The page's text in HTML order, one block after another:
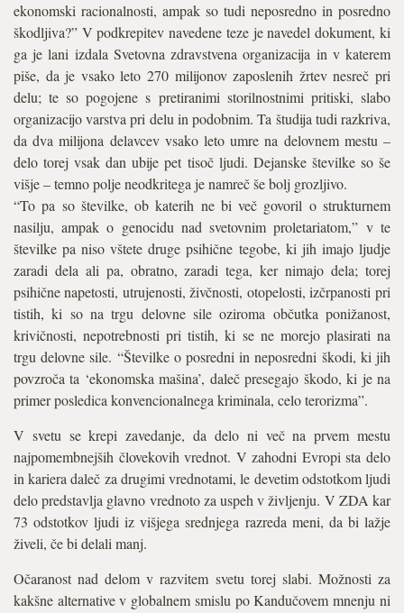
ekonomski racionalnosti, ampak so tudi neposredno in posredno
škodljiva?” V podkrepitev navedene teze je navedel dokument, ki
ga je lani izdala Svetovna zdravstvena organizacija in v katerem
piše, da je vsako leto 270 milijonov zaposlenih žrtev nesreč pri
delu; te so pogojene s pretiranimi storilnostnimi pritiski, slabo
organizacijo varstva pri delu in podobnim. Ta študija tudi razkriva,
da dva milijona delavcev vsako leto umre na delovnem mestu –
delo torej vsak dan ubije pet tisoč ljudi. Dejanske številke so še
višje – temno polje neodkritega je namreč še bolj grozljivo.
“To pa so številke, ob katerih ne bi več govoril o strukturnem
nasilju, ampak o genocidu nad svetovnim proletariatom,” v te
številke pa niso vštete druge psihične tegobe, ki jih imajo ljudje
zaradi dela ali pa, obratno, zaradi tega, ker nimajo dela; torej
psihične napetosti, utrujenosti, živčnosti, otopelosti, izčrpanosti pri
tistih, ki so na trgu delovne sile oziroma občutka ponižanost,
krivičnosti, nepotrebnosti pri tistih, ki se ne morejo plasirati na
trgu delovne sile. “Številke o posredni in neposredni škodi, ki jih
povzroča ta ‘ekonomska mašina’, daleč presegajo škodo, ki je na
primer posledica konvencionalnega kriminala, celo terorizma”.
V svetu se krepi zavedanje, da delo ni več na prvem mestu
najpomembnejših človekovih vrednot. V zahodni Evropi sta delo
in kariera daleč za drugimi vrednotami, le devetim odstotkom ljudi
delo predstavlja glavno vrednoto za uspeh v življenju. V ZDA kar
73 odstotkov ljudi iz višjega srednjega razreda meni, da bi lažje
živeli, če bi delali manj.
Očaranost nad delom v razvitem svetu torej slabi. Možnosti za
kakšne alternative v globalnem smislu po Kandučovem mnenju ni